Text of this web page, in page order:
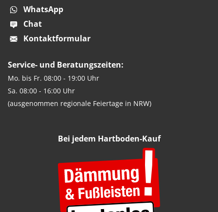
WhatsApp
Chat
Kontaktformular
Service- und Beratungszeiten:
Mo. bis Fr. 08:00 - 19:00 Uhr
Sa. 08:00 - 16:00 Uhr
(ausgenommen regionale Feiertage in NRW)
Bei jedem Hartboden-Kauf